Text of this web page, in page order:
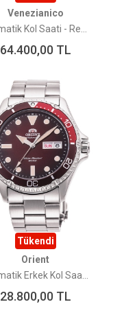
Venezianico
64.400,00TL
Tükendi
Orient
28.800,00TL